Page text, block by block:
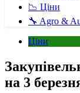
📉 Ціни
🔧 Agro &
Ціни
на 3